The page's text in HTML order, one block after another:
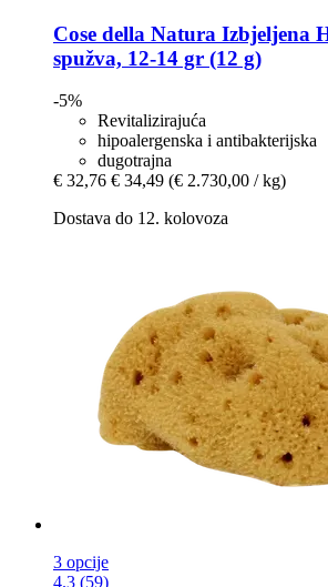
Cose della Natura Izbjeljena
spužva, 12-​14 gr (12 g)
-5%
Revitalizirajuća
hipoalergenska i antibakterijska
dugotrajna
€ 32,76 € 34,49 (€ 2.730,00 / kg)
Dostava do 12. kolovoza
3 opcije
4.3 (59)